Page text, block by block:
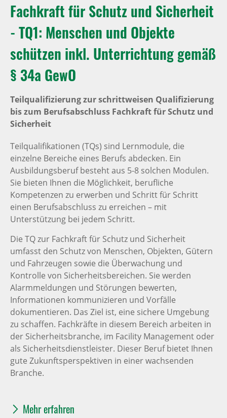
Fachkraft für Schutz und Sicherheit
- TQ1: Menschen und Objekte
schützen inkl. Unterrichtung gemäß
§ 34a GewO
Teilqualifizierung zur schrittweisen Qualifizierung
bis zum Berufsabschluss Fachkraft für Schutz und
Sicherheit
Teilqualifikationen (TQs) sind Lernmodule, die
einzelne Bereiche eines Berufs abdecken. Ein
Ausbildungsberuf besteht aus 5-8 solchen Modulen.
Sie bieten Ihnen die Möglichkeit, berufliche
Kompetenzen zu erwerben und Schritt für Schritt
einen Berufsabschluss zu erreichen – mit
Unterstützung bei jedem Schritt.
Die TQ zur Fachkraft für Schutz und Sicherheit
umfasst den Schutz von Menschen, Objekten, Gütern
und Fahrzeugen sowie die Überwachung und
Kontrolle von Sicherheitsbereichen. Sie werden
Alarmmeldungen und Störungen bewerten,
Informationen kommunizieren und Vorfälle
dokumentieren. Das Ziel ist, eine sichere Umgebung
zu schaffen. Fachkräfte in diesem Bereich arbeiten in
der Sicherheitsbranche, im Facility Management oder
als Sicherheitsdienstleister. Dieser Beruf bietet Ihnen
gute Zukunftsperspektiven in einer wachsenden
Branche.
Mehr erfahren